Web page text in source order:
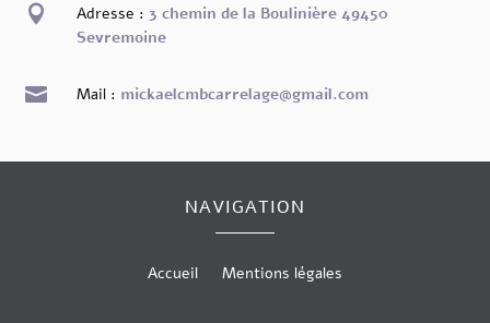
 Adresse : 3 chemin de la Boulinière 49450
Sevremoine
 Mail : mickaelcmbcarrelage@gmail.com
NAVIGATION
Accueil Mentions légales